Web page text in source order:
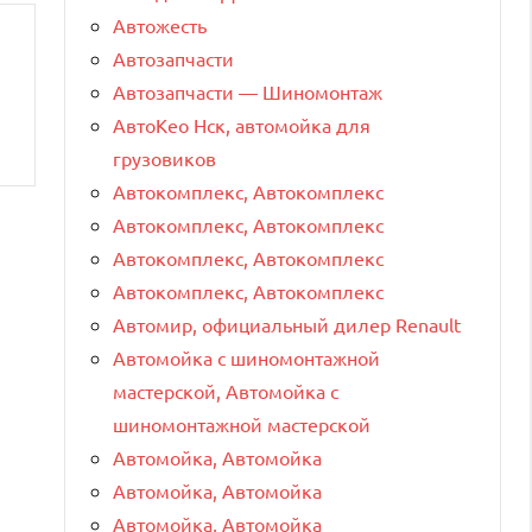
Автожесть
Автозапчасти
Автозапчасти — Шиномонтаж
АвтоКео Нск, автомойка для
грузовиков
Автокомплекс, Автокомплекс
Автокомплекс, Автокомплекс
Автокомплекс, Автокомплекс
Автокомплекс, Автокомплекс
Автомир, официальный дилер Renault
Автомойка с шиномонтажной
мастерской, Автомойка с
шиномонтажной мастерской
Автомойка, Автомойка
Автомойка, Автомойка
Автомойка, Автомойка